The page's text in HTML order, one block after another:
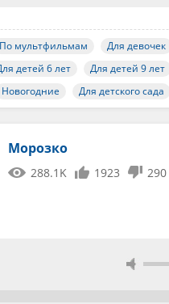
По мультфильмам
Для девочек
детей 6 лет
Для детей 9 лет
Новогодние Для детского сада
Морозко
288.1K 1923 290